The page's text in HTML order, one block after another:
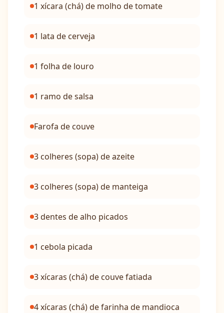
1 xícara (chá) de molho de tomate
1 lata de cerveja
1 folha de louro
1 ramo de salsa
Farofa de couve
3 colheres (sopa) de azeite
3 colheres (sopa) de manteiga
3 dentes de alho picados
1 cebola picada
3 xícaras (chá) de couve fatiada
4 xícaras (chá) de farinha de mandioca